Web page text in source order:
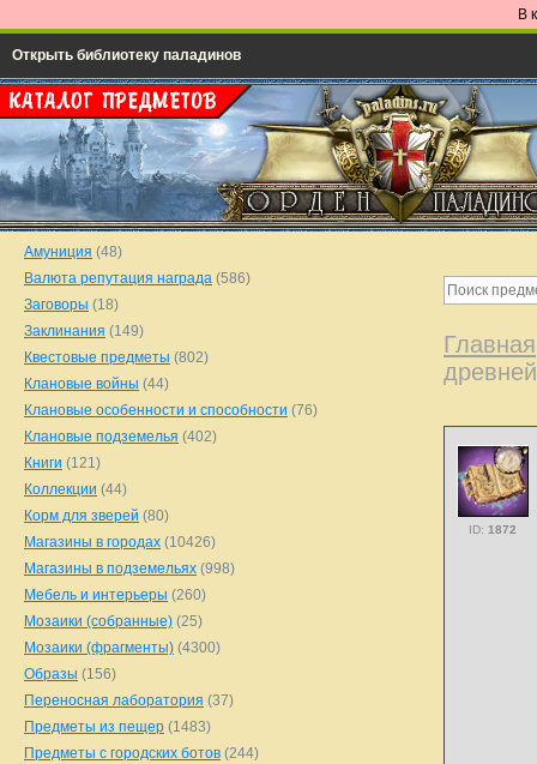
В
Открыть библиотеку паладинов
Главная
ID: 1872
Амуниция (48)
Валюта репутация награда (586)
Заговоры (18)
Заклинания (149)
Квестовые предметы (802)
Клановые войны (44)
Клановые особенности и способности (76)
Клановые подземелья (402)
Книги (121)
Коллекции (44)
Корм для зверей (80)
Магазины в городах (10426)
Магазины в подземельях (998)
Мебель и интерьеры (260)
Мозаики (собранные) (25)
Мозаики (фрагменты) (4300)
Образы (156)
Переносная лаборатория (37)
Предметы из пещер (1483)
Предметы с городских ботов (244)